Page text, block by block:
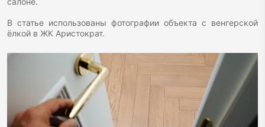
В статье использованы фотографии объекта с венгерской
ёлкой в ЖК Аристократ.